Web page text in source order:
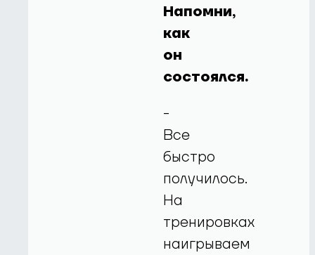
Напомни,
как
он
состоялся.
-
Все
быстро
получилось.
На
тренировках
наигрываем